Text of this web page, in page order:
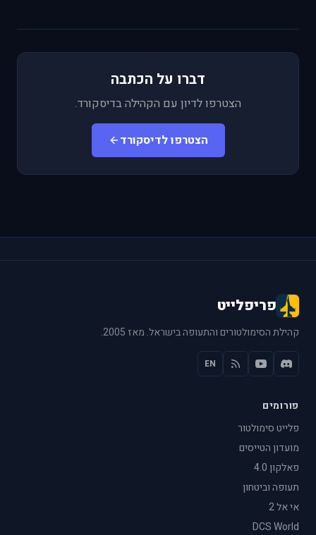
דברו על הכתבה
הצטרפו לדיון עם הקהילה בדיסקורד.
הצטרפו לדיסקורד
פריפלייט
קהילת הסימולטורים והתעופה בישראל. מאז 2005.
EN
פורומים
פלייט סימולטור
מועדון הטייסים
פאלקון 4.0
תעופה וביטחון
אי אל 2
DCS World